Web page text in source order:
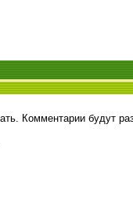
Комментарии будут